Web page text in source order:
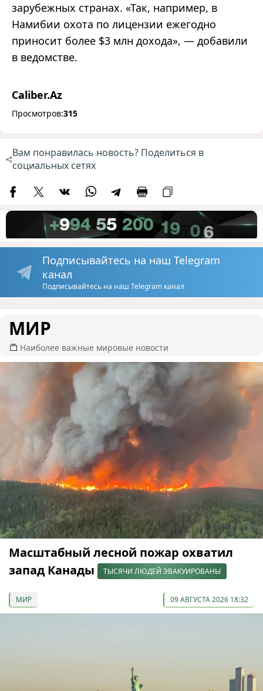
зарубежных странах. «Так, например, в
Намибии охота по лицензии ежегодно
приносит более $3 млн дохода», — добавили
в ведомстве.
Caliber.Az
Просмотров:315
Вам понравилась новость? Поделиться в
социальных сетях
Подписывайтесь на наш Telegram
канал
Подписывайтесь на наш Telegram канал
МИР
Наиболее важные мировые новости
Масштабный лесной пожар охватил
запад Канады
ТЫСЯЧИ ЛЮДЕЙ ЭВАКУИРОВАНЫ
МИР 09 АВГУСТА 2026 18:32